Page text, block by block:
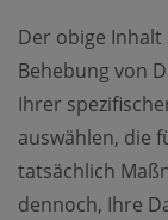
Der obige
Behebung von
Ihrer
auswählen, die
tatsächlich
dennoch, Ihre